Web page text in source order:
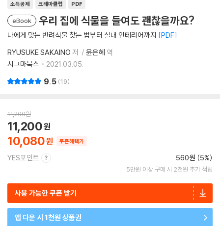
소득공제 크레마클럽 PDF
eBook 우리 집에 식물을 들여도 괜찮을까요?
나에게 맞는 반려식물 찾는 법부터 실내 인테리어까지 PDF
RYUSUKE SAKAINO 저 윤은혜 역
시그마북스
2021.03.05.
9.5 19
11,200원
10,080
11,200
쿠폰혜택가
YES포인트 560원 (5%)
5만원 이상 구매 시 2천원 추가 적립
사용 가능한 쿠폰 받기
앱 다운 시 1천원 상품권